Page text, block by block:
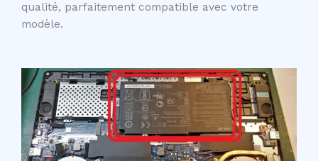
qualité, parfaitement compatible avec votre
modèle.